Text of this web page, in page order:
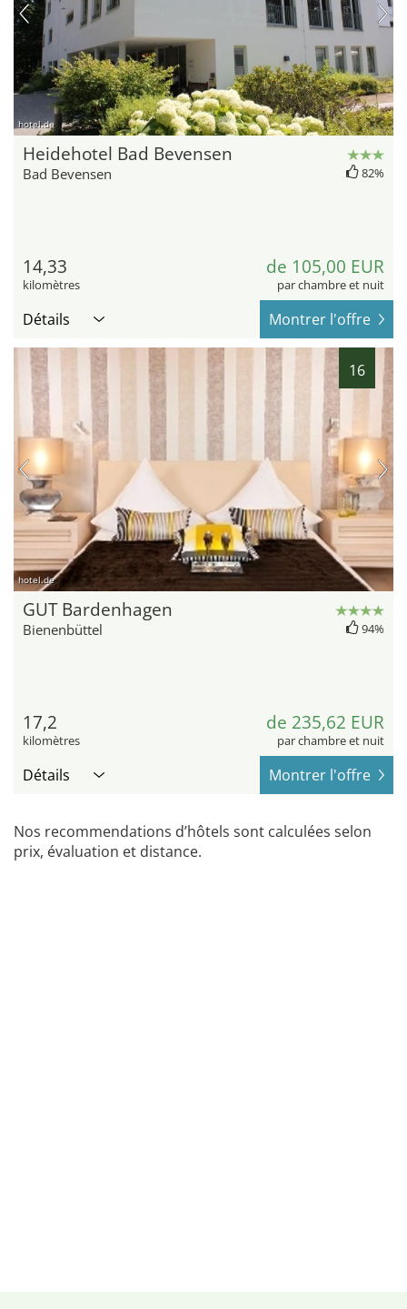
hotel.de
Heidehotel Bad Bevensen
Bad Bevensen 82%
14,33
kilomètres
de 105,00 EUR
par chambre et nuit
Détails Montrer l'offre
16
hotel.de
GUT Bardenhagen
Bienenbüttel 94%
17,2
kilomètres
de 235,62 EUR
par chambre et nuit
Détails Montrer l'offre
Nos recommendations d’hôtels sont calculées selon
prix, évaluation et distance.